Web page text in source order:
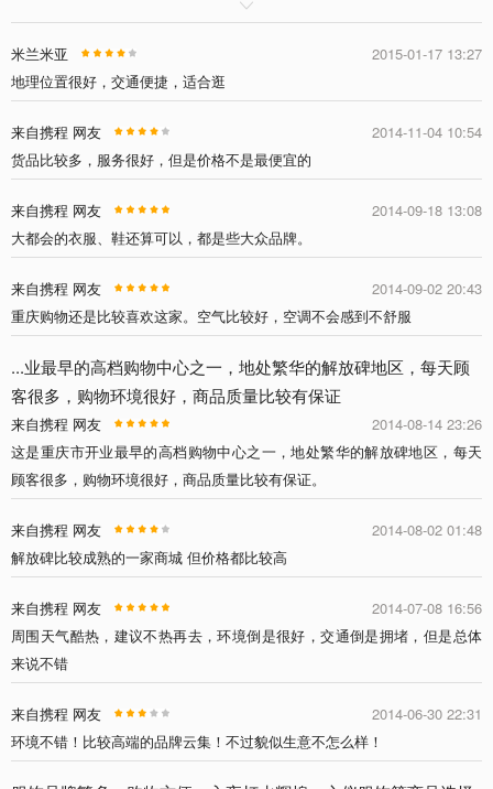

2015-01-17 13:27
米兰米亚
地理位置很好，交通便捷，适合逛
2014-11-04 10:54
来自携程 网友
货品比较多，服务很好，但是价格不是最便宜的
2014-09-18 13:08
来自携程 网友
大都会的衣服、鞋还算可以，都是些大众品牌。
2014-09-02 20:43
来自携程 网友
重庆购物还是比较喜欢这家。空气比较好，空调不会感到不舒服
...业最早的高档购物中心之一，地处繁华的解放碑地区，每天顾
客很多，购物环境很好，商品质量比较有保证
2014-08-14 23:26
来自携程 网友
这是重庆市开业最早的高档购物中心之一，地处繁华的解放碑地区，每天
顾客很多，购物环境很好，商品质量比较有保证。
2014-08-02 01:48
来自携程 网友
解放碑比较成熟的一家商城 但价格都比较高
2014-07-08 16:56
来自携程 网友
周围天气酷热，建议不热再去，环境倒是很好，交通倒是拥堵，但是总体
来说不错
2014-06-30 22:31
来自携程 网友
环境不错！比较高端的品牌云集！不过貌似生意不怎么样！